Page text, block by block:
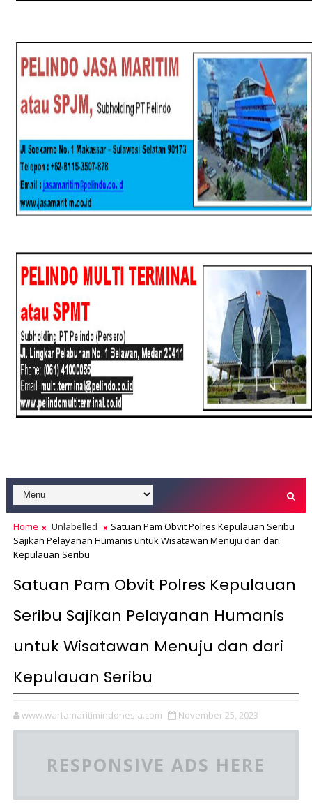
Home Unlabelled
Satuan Pam Obvit Polres Kepulauan Seribu
Sajikan Pelayanan Humanis untuk Wisatawan Menuju dan dari
Kepulauan Seribu
Satuan Pam Obvit Polres Kepulauan
Seribu Sajikan Pelayanan Humanis
untuk Wisatawan Menuju dan dari
Kepulauan Seribu
www.wartamaritimindonesia.com November 25, 2023
RESPONSIVE ADS HERE